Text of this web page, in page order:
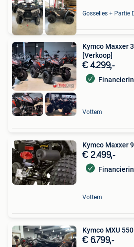
Gosselies + Partie
Kymco Maxxer
[Verkoop]
€ 4.299,-
Vottem
Kymco Maxxer
€ 2.499,-
Vottem
Kymco MXU
€ 6.799,-